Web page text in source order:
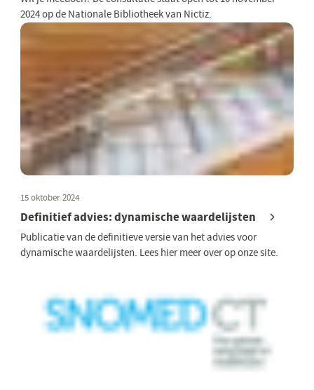
2024 op de Nationale Bibliotheek van Nictiz.
15 oktober 2024
Definitief advies: dynamische waardelijsten
Publicatie van de definitieve versie van het advies voor
dynamische waardelijsten. Lees hier meer over op onze site.